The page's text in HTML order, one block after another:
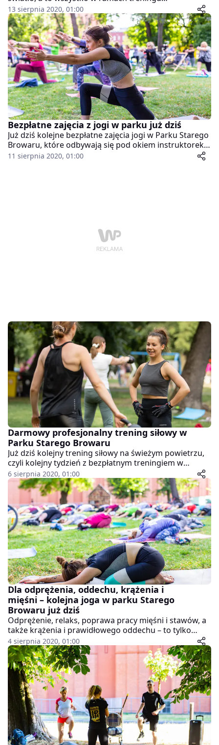
prowadzonego przez profesjonalnych instruktorów.
Już dziś kolejne bezpłatne zajęcia w ramach cyklu Lato
w Parku Starego Browaru.
13 sierpnia 2020, 01:00
Bezpłatne zajęcia z jogi w parku już dziś
Już dziś kolejne bezpłatne zajęcia jogi w Parku Starego
Browaru, które odbywają się pod okiem instruktorek
w ramach akcji Lato w Parku.
11 sierpnia 2020, 01:00
Darmowy profesjonalny trening siłowy w
Parku Starego Browaru
Już dziś kolejny trening siłowy na świeżym powietrzu,
czyli kolejny tydzień z bezpłatnym treningiem w
ramach cyklu Lato w Parku Starego Browaru.
6 sierpnia 2020, 01:00
Dla odprężenia, oddechu, krążenia i
mięśni – kolejna joga w parku Starego
Browaru już dziś
Odprężenie, relaks, poprawa pracy mięśni i stawów, a
także krążenia i prawidłowego oddechu – to tylko
część zalet przypisywanych jodze. Szczególnie dobrze
jest wykonywać ją na świeżym powietrzu, a gdy
dołączy do tego atrakcyjna sceneria, np. zieleni i
architektury, doznania są jeszcze bardziej atrakcyjne.
Już dziś kolejna okazja, by się o tym przekonać.
4 sierpnia 2020, 01:00